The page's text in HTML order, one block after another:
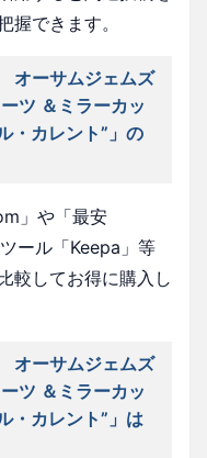
握できます。
オーサムジェムズ
ツ ＆ミラーカッ
・カレント”」の
」や「最安
ール「Keepa」等
較してお得に購入し
オーサムジェムズ
ツ ＆ミラーカッ
・カレント”」は